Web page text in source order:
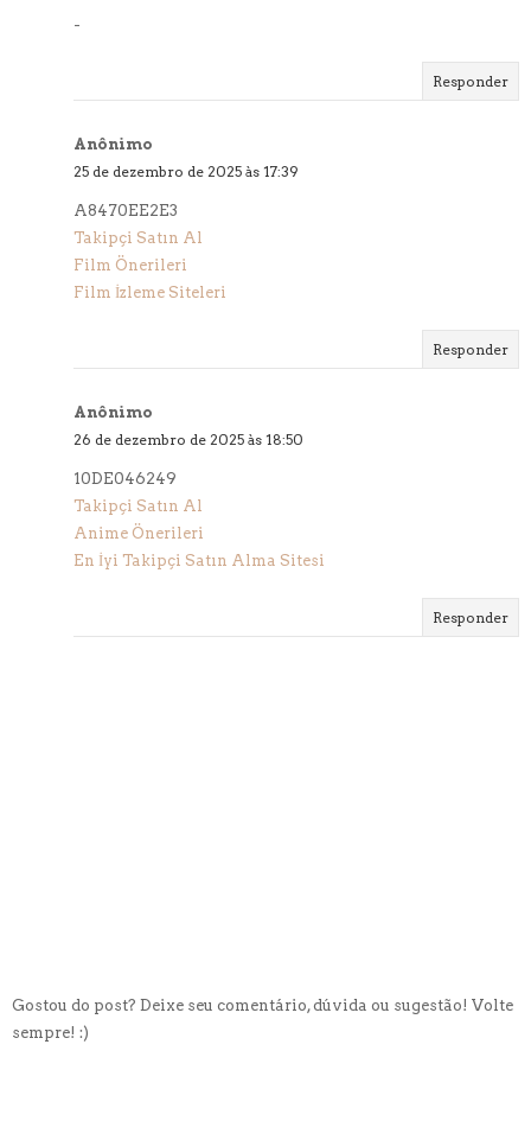
-
Responder
Anônimo
25 de dezembro de 2025 às 17:39
A8470EE2E3
Takipçi Satın Al
Film Önerileri
Film İzleme Siteleri
Responder
Anônimo
26 de dezembro de 2025 às 18:50
10DE046249
Takipçi Satın Al
Anime Önerileri
En İyi Takipçi Satın Alma Sitesi
Responder
Gostou do post? Deixe seu comentário, dúvida ou sugestão! Volte
sempre! :)